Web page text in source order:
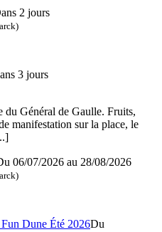
2 jours
3 jours
du Général de Gaulle. Fruits,
manifestation sur la place, le
06/07/2026 au 28/08/2026
Dune Été 2026Du